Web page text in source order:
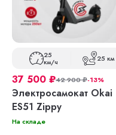
25
км/ч 25 км
37 500 ₽42 900₽-13%
Электросамокат Okai
ES51 Zippy
На складе